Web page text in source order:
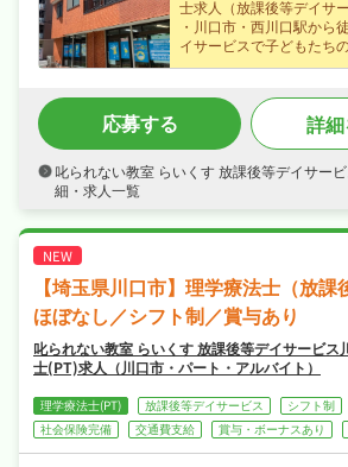
士求人（放課後等デイサ
・川口市・西川口駅から
イサービスで子どもたち
学療法士求人、私たちと
・月給26〜40万円（正社
ありなど好待遇で、腰を
2日制・年間休日120日な
厚く、腰を据えて長く活
応募する 詳
叱られない教室 らいくす 放課後等デイサー
細・求人一覧
【埼玉県川口市】理学療法士（放
ほぼなし／シフト制／賞与あり
叱られない教室 らいくす 放課後等デイサービス
士(PT)求人（川口市・パート・アルバイト）
理学療法士(PT) 放課後等デイサービス シフト制
社会保険完備
交通費支給 賞与・ボーナスあり